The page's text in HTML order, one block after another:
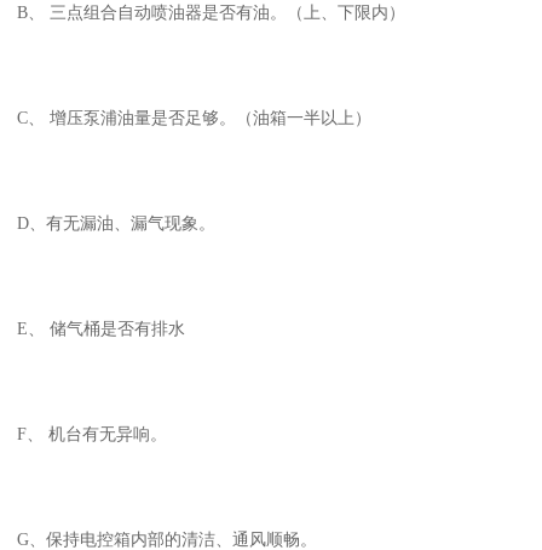
B、 三点组合自动喷油器是否有油。（上、下限内）
C、 增压泵浦油量是否足够。（油箱一半以上）
D、有无漏油、漏气现象。
E、 储气桶是否有排水
F、 机台有无异响。
G、保持电控箱内部的清洁、通风顺畅。